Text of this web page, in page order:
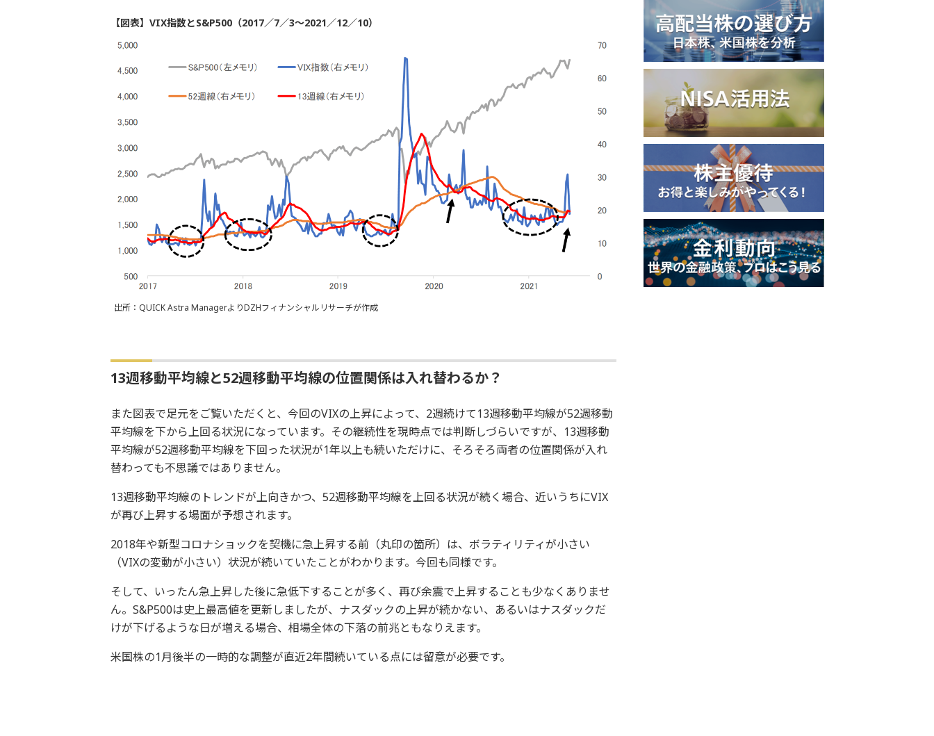
【図表】VIX指数とS&P500（2017／7／3～2021／12／10）
出所：QUICK Astra ManagerよりDZHフィナンシャルリサーチが作成
13週移動平均線と52週移動平均線の位置関係は入れ替わるか？
また図表で足元をご覧いただくと、今回のVIXの上昇によって、2週続けて13週移動平均線が52週移動
平均線を下から上回る状況になっています。その継続性を現時点では判断しづらいですが、13週移動
平均線が52週移動平均線を下回った状況が1年以上も続いただけに、そろそろ両者の位置関係が入れ
替わっても不思議ではありません。
13週移動平均線のトレンドが上向きかつ、52週移動平均線を上回る状況が続く場合、近いうちにVIX
が再び上昇する場面が予想されます。
2018年や新型コロナショックを契機に急上昇する前（丸印の箇所）は、ボラティリティが小さい
（VIXの変動が小さい）状況が続いていたことがわかります。今回も同様です。
そして、いったん急上昇した後に急低下することが多く、再び余震で上昇することも少なくありませ
ん。S&P500は史上最高値を更新しましたが、ナスダックの上昇が続かない、あるいはナスダックだ
けが下げるような日が増える場合、相場全体の下落の前兆ともなりえます。
米国株の1月後半の一時的な調整が直近2年間続いている点には留意が必要です。